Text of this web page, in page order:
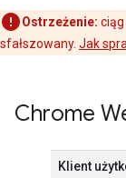
Ostrzeżenie:
sfałszowany. Jak
Chrome
Klient